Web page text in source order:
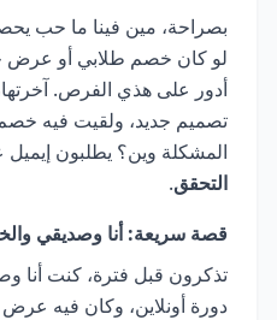
بصراحة، مين فينا ما حب
لو كان خصم طلابي أو عرض
أدور على هذي الفرص.
المشكلة وين؟ يطلبون
التحقق.
قصة سريعة: أنا وصديقي
تذكرون قبل فترة، كنت أنا
دورة أونلاين، وكان فيه